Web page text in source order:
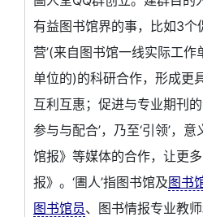
有益图书馆界的事，比如3个
营’(来自图书馆一线实际工
单位的)的科研合作，形成更
互利互惠；促进与专业期刊
参与与配合’，乃至‘引领’，
馆报》等媒体的合作，让更
报》。‘圕人’指图书馆及图书
图书馆员、图书情报专业教